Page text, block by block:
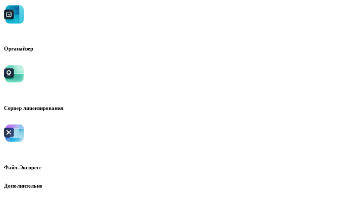
Органайзер
Сервер лицензирования
Файл-Экспресс
Дополнительно